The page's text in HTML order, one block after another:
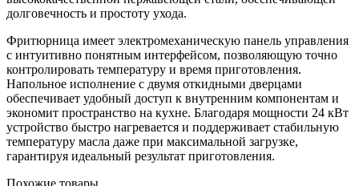
долговечность и простоту ухода.
Фритюрница имеет электромеханическую панель управления
с интуитивно понятным интерфейсом, позволяющую точно
контролировать температуру и время приготовления.
Напольное исполнение с двумя откидными дверцами
обеспечивает удобный доступ к внутренним компонентам и
экономит пространство на кухне. Благодаря мощности 24 кВт
устройство быстро нагревается и поддерживает стабильную
температуру масла даже при максимальной загрузке,
гарантируя идеальный результат приготовления.
Похожие товары